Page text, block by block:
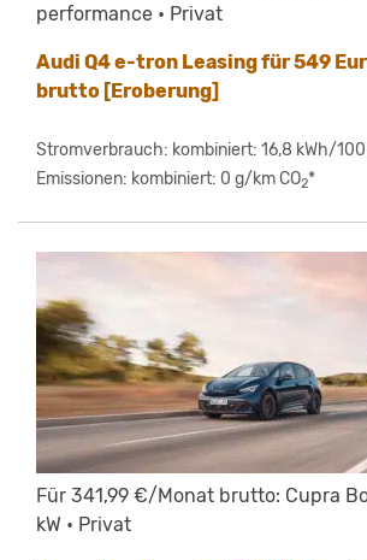
performance • Privat
Audi Q4 e-tron Leasing für 549
brutto [Eroberung]
Stromverbrauch: kombiniert: 16,8 kWh/100
Emissionen: kombiniert: 0 g/km CO2*
Für 341,99 €/Monat brutto: Cupra
kW • Privat